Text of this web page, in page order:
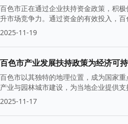
百色市正在通过企业扶持资金政策，积
升市场竞争力。通过资金的有效投入，
2025-11-19
百色市产业发展扶持政策为经济可
百色市以其独特的地理位置，成为国家
产业与园林城市建设，为当地企业提供
2025-11-17